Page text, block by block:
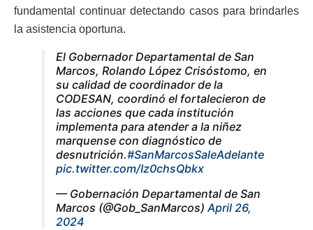
fundamental continuar detectando casos para brindarles
la asistencia oportuna.
El Gobernador Departamental de San
Marcos, Rolando López Crisóstomo, en
su calidad de coordinador de la
CODESAN, coordinó el fortalecieron de
las acciones que cada institución
implementa para atender a la niñez
marquense con diagnóstico de
desnutrición.#SanMarcosSaleAdelante
pic.twitter.com/Iz0chsQbkx
— Gobernación Departamental de San
Marcos (@Gob_SanMarcos)April 26,
2024